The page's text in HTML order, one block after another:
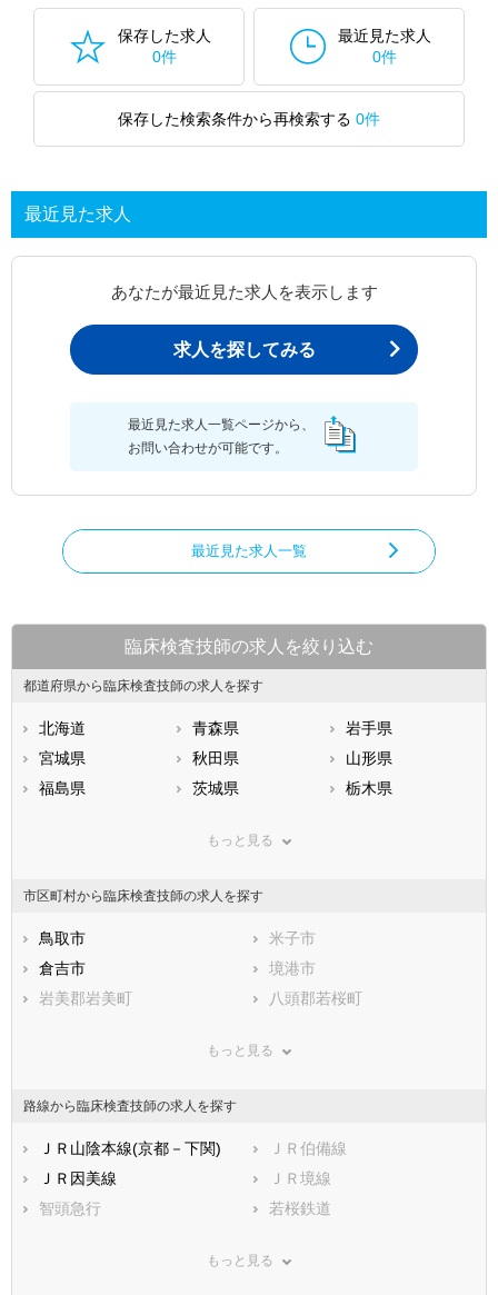
保存した求人
0件
最近見た求人
0件
保存した検索条件から再検索する 0件
最近見た求人
あなたが最近見た求人を表示します
求人を探してみる
最近見た求人一覧ページから、
お問い合わせが可能です。
最近見た求人一覧
臨床検査技師の求人を絞り込む
都道府県から臨床検査技師の求人を探す
北海道 青森県
岩手県
宮城県
秋田県
山形県
福島県
茨城県
栃木県
神奈川県
石川県
福井県
静岡県
滋賀県
兵庫県
和歌山県
山口県
福岡県
佐賀県
熊本県
大分県
鹿児島県
もっと見る
市区町村から臨床検査技師の求人を探す
鳥取市
米子市
倉吉市
境港市
岩美郡岩美町
八頭郡若桜町
東伯郡湯梨浜町
西伯郡日吉津村
西伯郡南部町
西伯郡伯耆町
日野郡日南町
日野郡日野町
日野郡江府町
もっと見る
路線から臨床検査技師の求人を探す
ＪＲ山陰本線(京都－下関)
ＪＲ伯備線
ＪＲ因美線
ＪＲ境線
智頭急行
若桜鉄道
もっと見る